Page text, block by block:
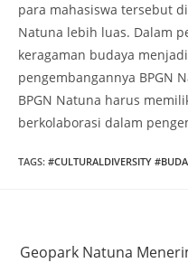
para mahasiswa tersebut
Natuna lebih luas. Dalam
keragaman budaya
pengembangannya BPGN
BPGN Natuna harus
berkolaborasi dalam
TAGS: #CULTURALDIVERSITY
Geopark Natuna